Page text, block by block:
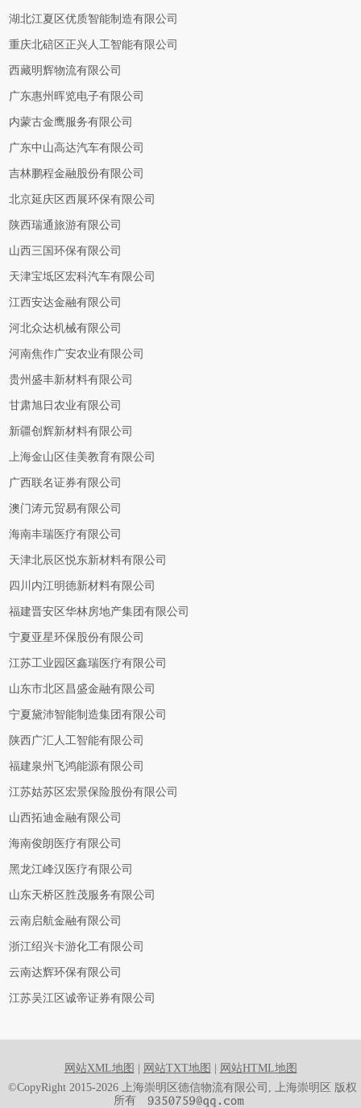
湖北江夏区优质智能制造有限公司
重庆北碚区正兴人工智能有限公司
西藏明辉物流有限公司
广东惠州晖览电子有限公司
内蒙古金鹰服务有限公司
广东中山高达汽车有限公司
吉林鹏程金融股份有限公司
北京延庆区西展环保有限公司
陕西瑞通旅游有限公司
山西三国环保有限公司
天津宝坻区宏科汽车有限公司
江西安达金融有限公司
河北众达机械有限公司
河南焦作广安农业有限公司
贵州盛丰新材料有限公司
甘肃旭日农业有限公司
新疆创辉新材料有限公司
上海金山区佳美教育有限公司
广西联名证券有限公司
澳门涛元贸易有限公司
海南丰瑞医疗有限公司
天津北辰区悦东新材料有限公司
四川内江明德新材料有限公司
福建晋安区华林房地产集团有限公司
宁夏亚星环保股份有限公司
江苏工业园区鑫瑞医疗有限公司
山东市北区昌盛金融有限公司
宁夏黛沛智能制造集团有限公司
陕西广汇人工智能有限公司
福建泉州飞鸿能源有限公司
江苏姑苏区宏景保险股份有限公司
山西拓迪金融有限公司
海南俊朗医疗有限公司
黑龙江峰汉医疗有限公司
山东天桥区胜茂服务有限公司
云南启航金融有限公司
浙江绍兴卡游化工有限公司
云南达辉环保有限公司
江苏吴江区诚帝证券有限公司
网站XML地图 网站TXT地图
网站HTML地图
©CopyRight 2015-2026 上海崇明区德信物流有限公司, 上海崇明区 版权
所有